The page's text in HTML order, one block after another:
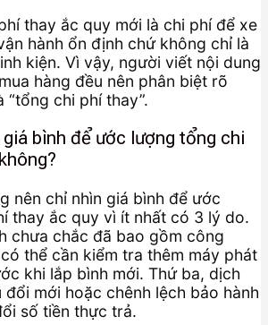
thay ắc quy mới là chi phí để xe
hành ổn định chứ không chỉ là
kiện. Vì vậy, người viết nội dung
hàng đều nên phân biệt rõ
“tổng chi phí thay”.
bình để ước lượng tổng chi
nên chỉ nhìn giá bình để ước
thay ắc quy vì ít nhất có 3 lý do.
chưa chắc đã bao gồm công
thể cần kiểm tra thêm máy phát
khi lắp bình mới. Thứ ba, dịch
mới hoặc chênh lệch bảo hành
số tiền thực trả.